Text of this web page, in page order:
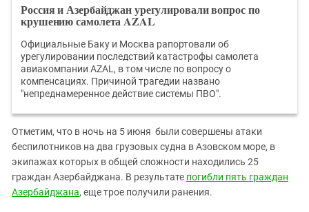
Россия и Азербайджан урегулировали вопрос по
крушению самолета AZAL
Официальные Баку и Москва рапортовали об
урегулировании последствий катастрофы самолета
авиакомпании AZAL, в том числе по вопросу о
компенсациях. Причиной трагедии названо
"непреднамеренное действие системы ПВО".
Отметим, что в ночь на 5 июня были совершены атаки
беспилотников на два грузовых судна в Азовском море, в
экипажах которых в общей сложности находились 25
граждан Азербайджана. В результате погибли пять граждан
Азербайджана, еще трое получили ранения.